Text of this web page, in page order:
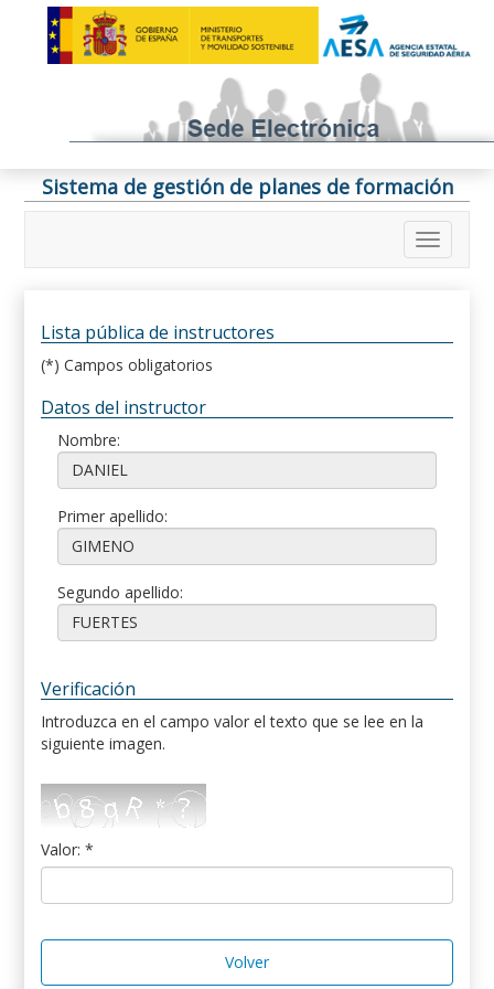
Sistema de gestión de planes de formación
Lista pública de instructores
(*) Campos obligatorios
Datos del instructor
Nombre:
Primer apellido:
Segundo apellido:
Verificación
Introduzca en el campo valor el texto que se lee en la
siguiente imagen.
Valor: *
Volver